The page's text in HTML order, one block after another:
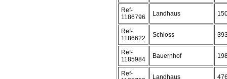
Ref-
1186796
Landhaus
Ref-
1186622
Schloss
Ref-
1185984
Bauernhof
Ref-
Landhaus